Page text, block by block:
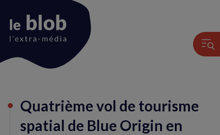
du
Quatrième vol de tourisme
spatial de Blue Origin en